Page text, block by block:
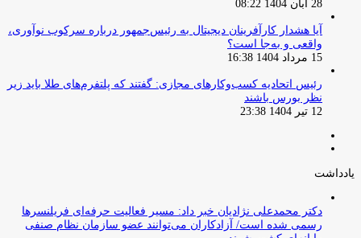
28 آبان 1404 08:22
آیا هشدار کارآفرینان دیجیتال به رئیس‌جمهور درباره سرکوب نوآوری،
واقعی و به‌جا است؟
15 مرداد 1404 16:38
‏رئیس اتحادیه کسب‌وکارهای مجازی: گفتند که پلتفرم‌های طلا باید زیر
نظر بورس باشند
12 تیر 1404 23:38
یادداشت
دکتر محمدعلی نژادیان خبر داد: مسیر فعالیت حرفه‌ای فریلنسرها
رسمی شده است/ آزادکاران می‌توانند عضو سازمان نظام صنفی